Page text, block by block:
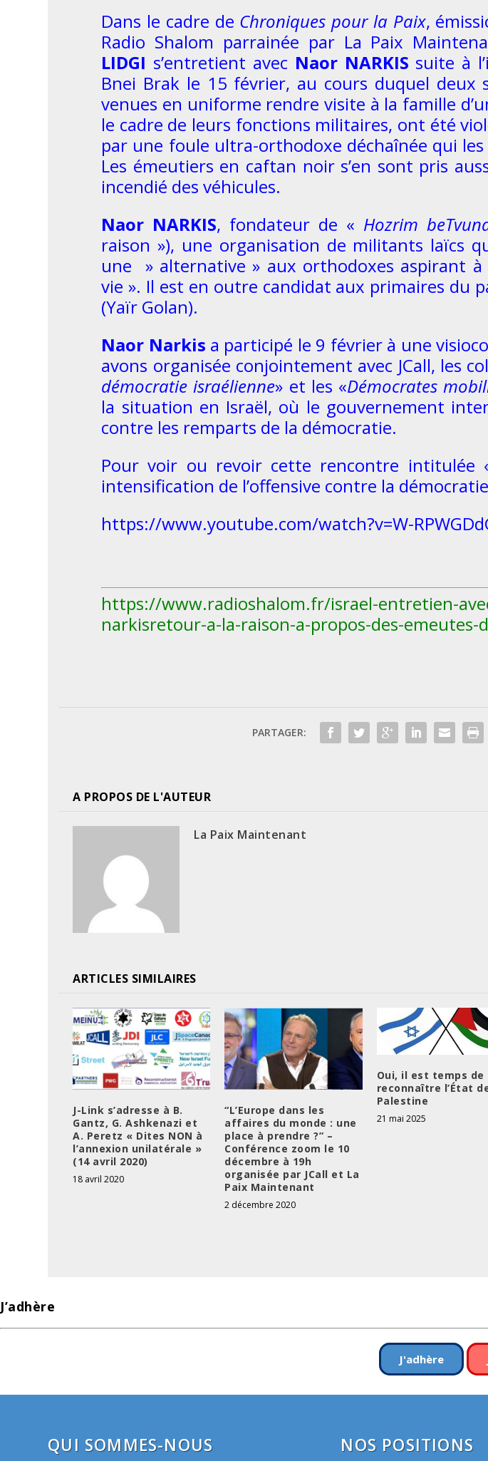
Dans le cadre de Chroniques pour la Paix,
Radio Shalom parrainée par La Paix
LIDGI s’entretient avec Naor NARKIS suite à
Bnei Brak le 15 février, au cours duquel deux
venues en uniforme rendre visite à la famille
le cadre de leurs fonctions militaires, ont été
par une foule ultra-orthodoxe déchaînée qui les
Les émeutiers en caftan noir s’en sont pris
incendié des véhicules.
Naor NARKIS, fondateur de « Hozrim
raison »), une organisation de militants laïcs
une » alternative » aux orthodoxes aspirant
vie ». Il est en outre candidat aux primaires du
(Yaïr Golan).
Naor Narkis a participé le 9 février à une
avons organisée conjointement avec JCall, les
démocratie israélienne» et les «Démocrates
la situation en Israël, où le gouvernement
contre les remparts de la démocratie.
Pour voir ou revoir cette rencontre intitulée
intensification de l’offensive contre la
https://www.youtube.com/watch?v=W-
https://www.radioshalom.fr/israel-entretien-
narkisretour-a-la-raison-a-propos-des-emeutes-
PARTAGER:
A PROPOS DE L'AUTEUR
La Paix Maintenant
ARTICLES SIMILAIRES
J-Link s’adresse à B.
Gantz, G. Ashkenazi et
A. Peretz « Dites NON à
l’annexion unilatérale »
(14 avril 2020)
18 avril 2020
“L’Europe dans les
affaires du monde : une
place à prendre ?” –
Conférence zoom le 10
décembre à 19h
organisée par JCall et La
Paix Maintenant
2 décembre 2020
Oui, il est temps de
reconnaître l’État
Palestine
21 mai 2025
J’adhère
J'adhère
QUI SOMMES-NOUS NOS POSITIONS